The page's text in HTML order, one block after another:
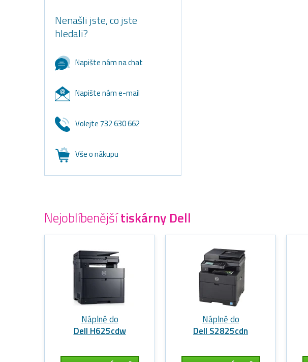
Nenašli jste, co jste
hledali?
Napište nám na chat
Napište nám e-mail
Volejte 732 630 662
Vše o nákupu
Nejoblíbenějšítiskárny Dell
Náplně do
Dell H625cdw
Náplně do
Dell S2825cdn